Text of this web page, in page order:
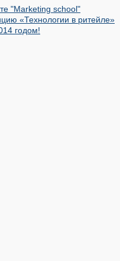
"Marketing school"
«Технологии в ритейле»
годом!